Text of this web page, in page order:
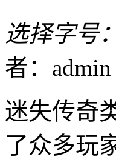
选择字号：
者：
迷失传奇
了众多玩